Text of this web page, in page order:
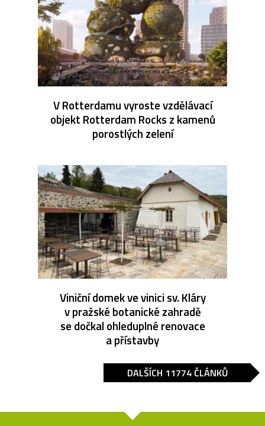
V Rotterdamu vyroste vzdělávací
objekt Rotterdam Rocks z kamenů
porostlých zelení
Viniční domek ve vinici sv. Kláry
v pražské botanické zahradě
se dočkal ohleduplné renovace
a přístavby
DALŠÍCH 11774 ČLÁNKŮ